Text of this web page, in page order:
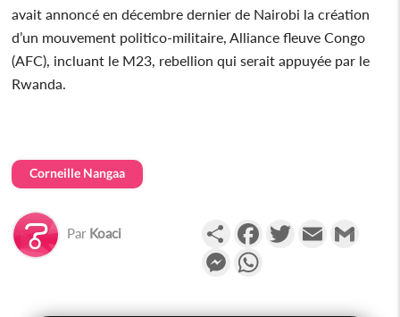
avait annoncé en décembre dernier de Nairobi la création
d’un mouvement politico-militaire, Alliance fleuve Congo
(AFC), incluant le M23, rebellion qui serait appuyée par le
Rwanda.
Corneille Nangaa
Par Koaci PartagerFacebookTwitterEmail
Messenger